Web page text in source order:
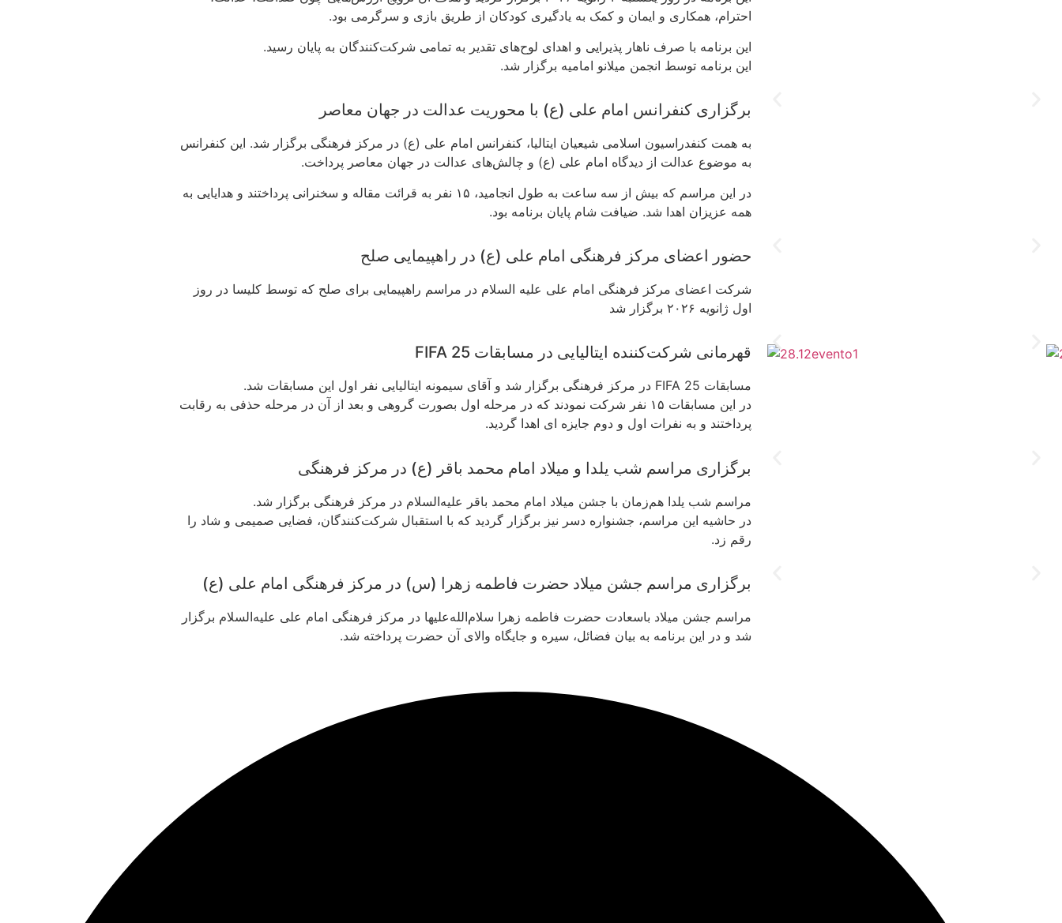
احترام، همکاری و ایمان و کمک به یادگیری کودکان از طریق بازی و سرگرمی بود.
این برنامه با صرف ناهار پذیرایی و اهدای لوح‌های تقدیر به تمامی شرکت‌کنندگان به پایان رسید.
این برنامه توسط انجمن میلانو امامیه برگزار شد.
برگزاری کنفرانس امام علی (ع) با محوریت عدالت در جهان معاصر
به همت کنفدراسیون اسلامی شیعیان ایتالیا، کنفرانس امام علی (ع) در مرکز فرهنگی برگزار شد. این کنفرانس
به موضوع عدالت از دیدگاه امام علی (ع) و چالش‌های عدالت در جهان معاصر پرداخت.
در این مراسم که بیش از سه ساعت به طول انجامید، ۱۵ نفر به قرائت مقاله و سخنرانی پرداختند و هدایایی به
همه عزیزان اهدا شد. ضیافت شام پایان برنامه بود.
حضور اعضای مرکز فرهنگی امام علی (ع) در راهپیمایی صلح
شرکت اعضای مرکز فرهنگی امام علی علیه السلام در مراسم راهپیمایی برای صلح که توسط کلیسا در روز
اول ژانویه ۲۰۲۶ برگزار شد
قهرمانی شرکت‌کننده ایتالیایی در مسابقات FIFA 25
مسابقات FIFA 25 در مرکز فرهنگی برگزار شد و آقای سیمونه ایتالیایی نفر اول این مسابقات شد.
در این مسابقات ۱۵ نفر شرکت نمودند که در مرحله اول بصورت گروهی و بعد از آن در مرحله حذفی به رقابت
پرداختند و به نفرات اول و دوم جایزه ای اهدا گردید.
برگزاری مراسم شب یلدا و میلاد امام محمد باقر (ع) در مرکز فرهنگی
مراسم شب یلدا هم‌زمان با جشن میلاد امام محمد باقر علیه‌السلام در مرکز فرهنگی برگزار شد.
در حاشیه این مراسم، جشنواره دسر نیز برگزار گردید که با استقبال شرکت‌کنندگان، فضایی صمیمی و شاد را
رقم زد.
برگزاری مراسم جشن میلاد حضرت فاطمه زهرا (س) در مرکز فرهنگی امام علی (ع)
مراسم جشن میلاد باسعادت حضرت فاطمه زهرا سلام‌الله‌علیها در مرکز فرهنگی امام علی علیه‌السلام برگزار
شد و در این برنامه به بیان فضائل، سیره و جایگاه والای آن حضرت پرداخته شد.